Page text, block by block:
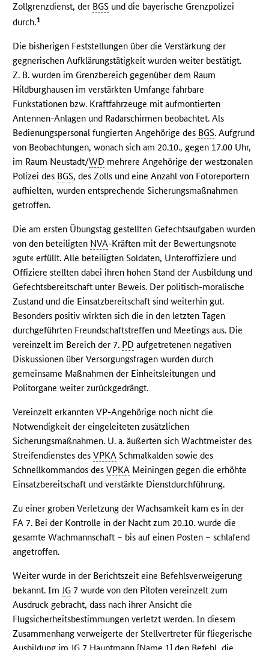
Zollgrenzdienst, der BGS und die bayerische Grenzpolizei
durch.1
Die bisherigen Feststellungen über die Verstärkung der
gegnerischen Aufklärungstätigkeit wurden weiter bestätigt.
Z. B. wurden im Grenzbereich gegenüber dem Raum
Hildburghausen im verstärkten Umfange fahrbare
Funkstationen bzw. Kraftfahrzeuge mit aufmontierten
Antennen-Anlagen und Radarschirmen beobachtet. Als
Bedienungspersonal fungierten Angehörige des BGS. Aufgrund
von Beobachtungen, wonach sich am 20.10., gegen 17.00 Uhr,
im Raum Neustadt/WD mehrere Angehörige der westzonalen
Polizei des BGS, des Zolls und eine Anzahl von Fotoreportern
aufhielten, wurden entsprechende Sicherungsmaßnahmen
getroffen.
Die am ersten Übungstag gestellten Gefechtsaufgaben wurden
von den beteiligten NVA-Kräften mit der Bewertungsnote
»gut« erfüllt. Alle beteiligten Soldaten, Unteroffiziere und
Offiziere stellten dabei ihren hohen Stand der Ausbildung und
Gefechtsbereitschaft unter Beweis. Der politisch-moralische
Zustand und die Einsatzbereitschaft sind weiterhin gut.
Besonders positiv wirkten sich die in den letzten Tagen
durchgeführten Freundschaftstreffen und Meetings aus. Die
vereinzelt im Bereich der 7. PD aufgetretenen negativen
Diskussionen über Versorgungsfragen wurden durch
gemeinsame Maßnahmen der Einheitsleitungen und
Politorgane weiter zurückgedrängt.
Vereinzelt erkanntenVP-Angehörige noch nicht die
Notwendigkeit der eingeleiteten zusätzlichen
Sicherungsmaßnahmen. U. a. äußerten sich Wachtmeister des
Streifendienstes desVPKA Schmalkalden sowie des
Schnellkommandos desVPKA Meiningen gegen die erhöhte
Einsatzbereitschaft und verstärkte Dienstdurchführung.
Zu einer groben Verletzung der Wachsamkeit kam es in der
FA 7. Bei der Kontrolle in der Nacht zum 20.10. wurde die
gesamte Wachmannschaft – bis auf einen Posten – schlafend
angetroffen.
Weiter wurde in der Berichtszeit eine Befehlsverweigerung
bekannt. ImJG 7 wurde von den Piloten vereinzelt zum
Ausdruck gebracht, dass nach ihrer Ansicht die
Flugsicherheitsbestimmungen verletzt werden. In diesem
Zusammenhang verweigerte der Stellvertreter für fliegerische